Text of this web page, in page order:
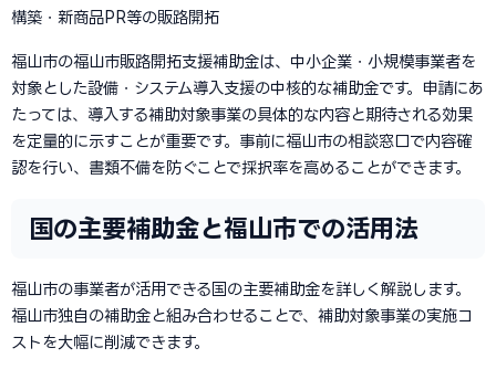
構築・新商品PR等の販路開拓
福山市の福山市販路開拓支援補助金は、中小企業・小規模事業者を
対象とした設備・システム導入支援の中核的な補助金です。申請にあ
たっては、導入する補助対象事業の具体的な内容と期待される効果
を定量的に示すことが重要です。事前に福山市の相談窓口で内容確
認を行い、書類不備を防ぐことで採択率を高めることができます。
国の主要補助金と福山市での活用法
福山市の事業者が活用できる国の主要補助金を詳しく解説します。
福山市独自の補助金と組み合わせることで、補助対象事業の実施コ
ストを大幅に削減できます。